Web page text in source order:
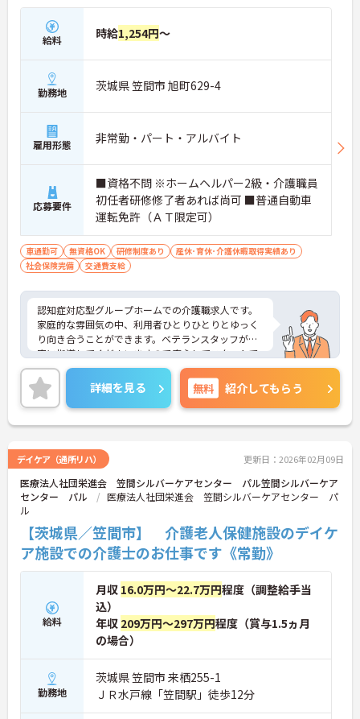
給料 時給1,254円～
勤務地 茨城県 笠間市 旭町629-4
雇用形態 非常勤・パート・アルバイト
応募要件
■資格不問 ※ホームヘルパー2級・介護職員
初任者研修修了者あれば尚可 ■普通自動車
運転免許（ＡＴ限定可）
車通勤可 無資格OK 研修制度あり
産休･育休･介護休暇取得実績あり
社会保険完備
交通費支給
認知症対応型グループホームでの介護職求人です。
家庭的な雰囲気の中、利用者ひとりひとりとゆっく
り向き合うことができます。ベテランスタッフが丁
寧に指導してくださいますので安心してスタートで
きます。ご興味のある方には、面接対策ポイントな
ど、さらに詳細をお話しいたしますのでお気軽にご
相談ください！
詳細を見る 無料 紹介してもらう
デイケア（通所リハ） 更新日：2026年02月09日
医療法人社団栄進会 笠間シルバーケアセンター パル笠間シルバーケア
センター パル
医療法人社団栄進会 笠間シルバーケアセンター パ
ル
【茨城県／笠間市】 介護老人保健施設のデイケ
ア施設での介護士のお仕事です《常勤》
給料
月収 16.0万円～22.7万円程度（調整給手当
込）
年収 209万円～297万円程度（賞与1.5ヵ月
の場合）
勤務地
茨城県 笠間市 来栖255-1
ＪＲ水戸線「笠間駅」徒歩12分